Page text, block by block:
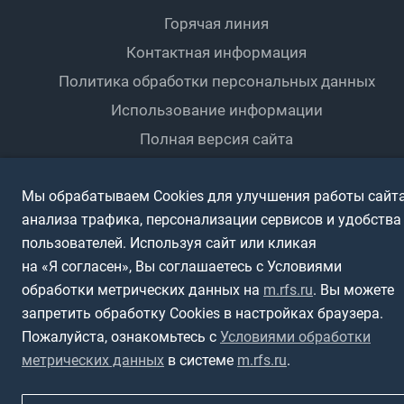
Футбольное двоеборье
Спортшколы
Дети
Ветераны
Спортсмены с ОВЗ
Горячая линия
Контактная информация
Политика обработки персональных данных
Использование информации
Полная версия сайта
Мы обрабатываем Cookies для улучшения работы
анализа трафика, персонализации сервисов и удобства
пользователей. Используя сайт или кликая
на «Я согласен», Вы соглашаетесь с Условиями
обработки метрических данных на m.rfs.ru. Вы можете
запретить обработку Cookies в настройках браузера.
Пожалуйста, ознакомьтесь с Условиями обработки
метрических данных в системе m.rfs.ru.